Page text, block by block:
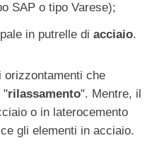
SAP o tipo Varese);
in putrelle di acciaio.
orizzontamenti che
"rilassamento". Mentre, il
o in laterocemento
gli elementi in acciaio.